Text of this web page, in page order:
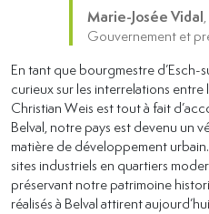
Marie-Josée Vidal
Gouvernement et
En tant que bourgmestre
curieux sur les interrelations entre
Christian Weis est tout à fait
Belval, notre pays est devenu un
matière de développement
sites industriels en quartiers
préservant notre patrimoine
réalisés à Belval attirent